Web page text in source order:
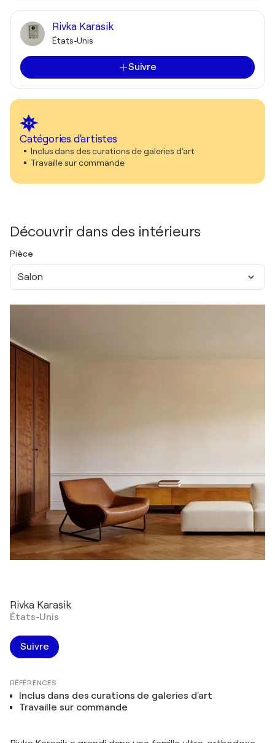
Rivka Karasik
États-Unis
Suivre
Catégories d'artistes
Inclus dans des curations de galeries d'art
Travaille sur commande
Découvrir dans des intérieurs
Pièce
Salon
Rivka Karasik
États-Unis
Suivre
RÉFÉRENCES
Inclus dans des curations de galeries d'art
Travaille sur commande